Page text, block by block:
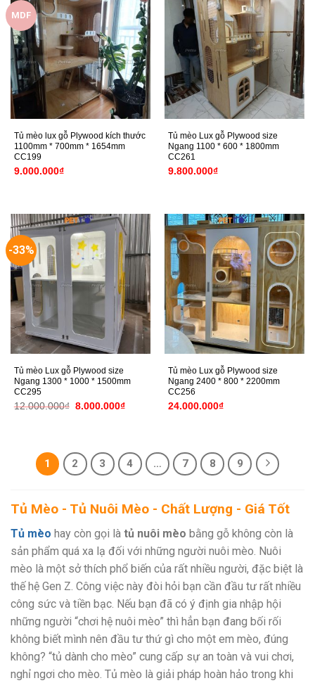
MDF
Tủ mèo lux gỗ Plywood kích thước
1100mm * 700mm * 1654mm
CC199
9.000.000₫
Tủ mèo Lux gỗ Plywood size
Ngang 1100 * 600 * 1800mm
CC261
9.800.000₫
-33%
Tủ mèo Lux gỗ Plywood size
Ngang 1300 * 1000 * 1500mm
CC295
12.000.000₫ Giá
8.000.000₫Giá
Tủ mèo Lux gỗ Plywood size
Ngang 2400 * 800 * 2200mm
CC256
24.000.000₫
1 2 3 4 … 7 8 9
Tủ Mèo - Tủ Nuôi Mèo - Chất Lượng - Giá Tốt
Tủ mèo hay còn gọi là tủ nuôi mèo bằng gỗ không còn là
sản phẩm quá xa lạ đối với những người nuôi mèo. Nuôi
mèo là một sở thích phổ biến của rất nhiều người, đặc biệt là
thế hệ Gen Z. Công việc này đòi hỏi bạn cần đầu tư rất nhiều
công sức và tiền bạc. Nếu bạn đã có ý định gia nhập hội
những người “chơi hệ nuôi mèo” thì hẳn bạn đang bối rối
không biết mình nên đầu tư thứ gì cho một em mèo, đúng
không? “tủ dành cho mèo” cung cấp sự an toàn và vui chơi,
nghỉ ngơi cho mèo. Tủ mèo là giải pháp hoàn hảo trong khi